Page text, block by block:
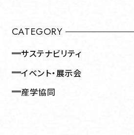
Service
事業内容
CATEGORY
サステナビリティ
イベント・展示会
産学協同